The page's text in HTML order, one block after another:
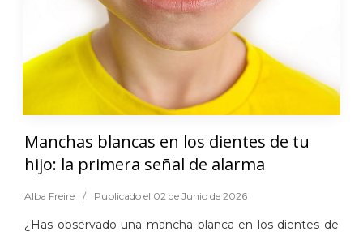
Manchas blancas en los dientes de tu
hijo: la primera señal de alarma
Alba Freire / Publicado el 02 de Junio de 2026
¿Has observado una mancha blanca en los dientes de